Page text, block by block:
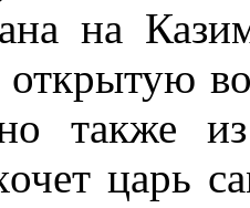
на
также
царь